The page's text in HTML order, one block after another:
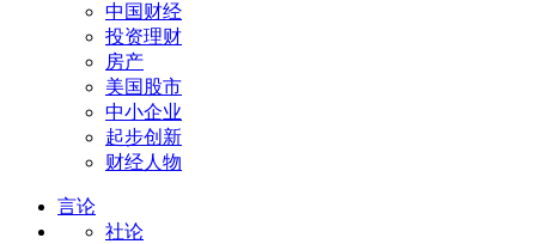
中国财经
投资理财
房产
美国股市
中小企业
起步创新
财经人物
言论
社论